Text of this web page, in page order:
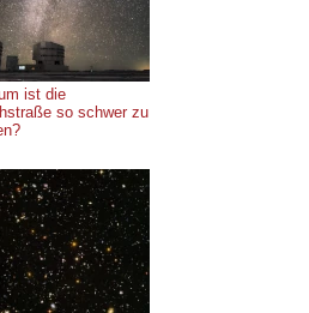
ist die
so schwer zu